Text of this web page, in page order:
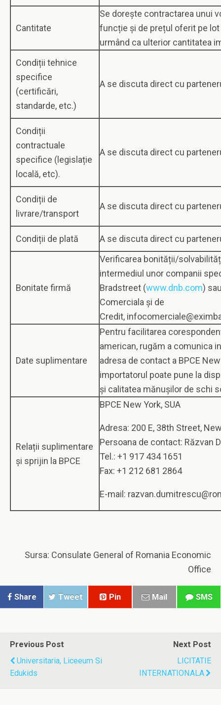
Cantitate
Se dorește contractarea unui
funcție și de prețul oferit pe
urmând ca ulterior cantitatea
Condiții tehnice
specifice
(certificări,
standarde, etc.)
A se discuta direct cu
Condiții
contractuale
specifice (legislație
locală, etc).
A se discuta direct cu
Condiții de
livrare/transport
A se discuta direct cu
Condiții de plată A se discuta direct cu
Bonitate firmă
Verificarea bonității/
intermediul unor companii
Bradstreet (www.dnb.com)
Comerciala și de
Credit,
Date suplimentare
Pentru facilitarea
american, rugăm a comunica
adresa de contact a BPCE
importatorul poate pune la
și calitatea mănușilor de schi
Relații suplimentare
și sprijin la BPCE
BPCE New York, SUA
Adresa: 200 E, 38th Street,
Persoana de contact: Răzvan
Tel.: +1 917 434 1651
Fax: +1 212 681 2864
E-mail:
Sursa: Consulate General of Romania Economic
Office
Share Tweet Pin Mail SMS
Previous Post
Universitaria, Liceeum Si
Edukids
Next Post
LICITATIE
INTERNATIONALA